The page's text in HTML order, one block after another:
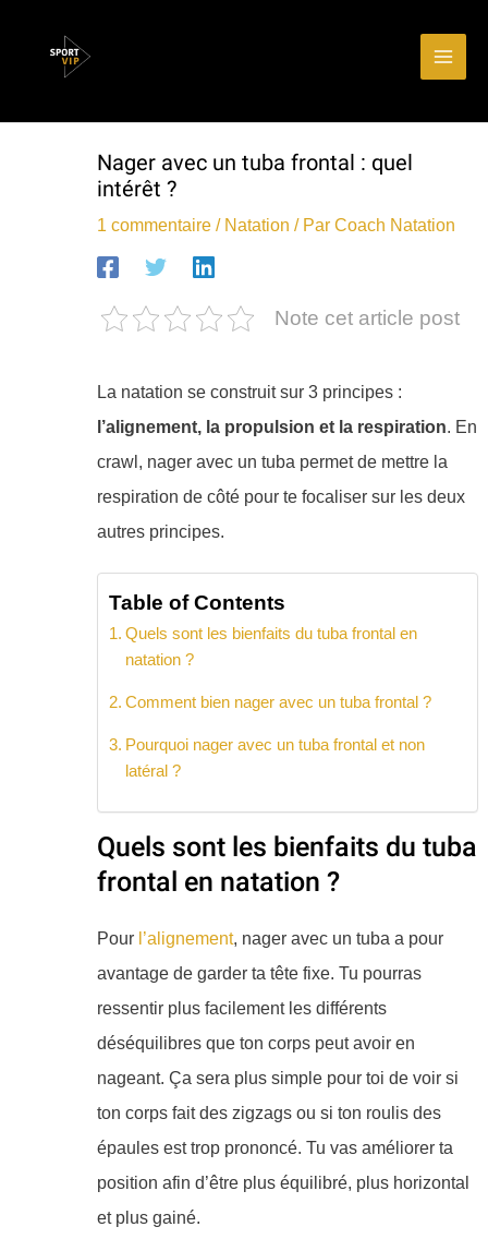
Nager avec un tuba frontal : quel
intérêt ?
1 commentaire / Natation / Par Coach Natation
Note cet article post
La natation se construit sur 3 principes :
l’alignement, la propulsion et la respiration. En
crawl, nager avec un tuba permet de mettre la
respiration de côté pour te focaliser sur les deux
autres principes.
Table of Contents
Quels sont les bienfaits du tuba frontal en
natation ?
Comment bien nager avec un tuba frontal ?
Pourquoi nager avec un tuba frontal et non
latéral ?
Quels sont les bienfaits du tuba
frontal en natation ?
Pour l’alignement, nager avec un tuba a pour
avantage de garder ta tête fixe. Tu pourras
ressentir plus facilement les différents
déséquilibres que ton corps peut avoir en
nageant. Ça sera plus simple pour toi de voir si
ton corps fait des zigzags ou si ton roulis des
épaules est trop prononcé. Tu vas améliorer ta
position afin d’être plus équilibré, plus horizontal
et plus gainé.